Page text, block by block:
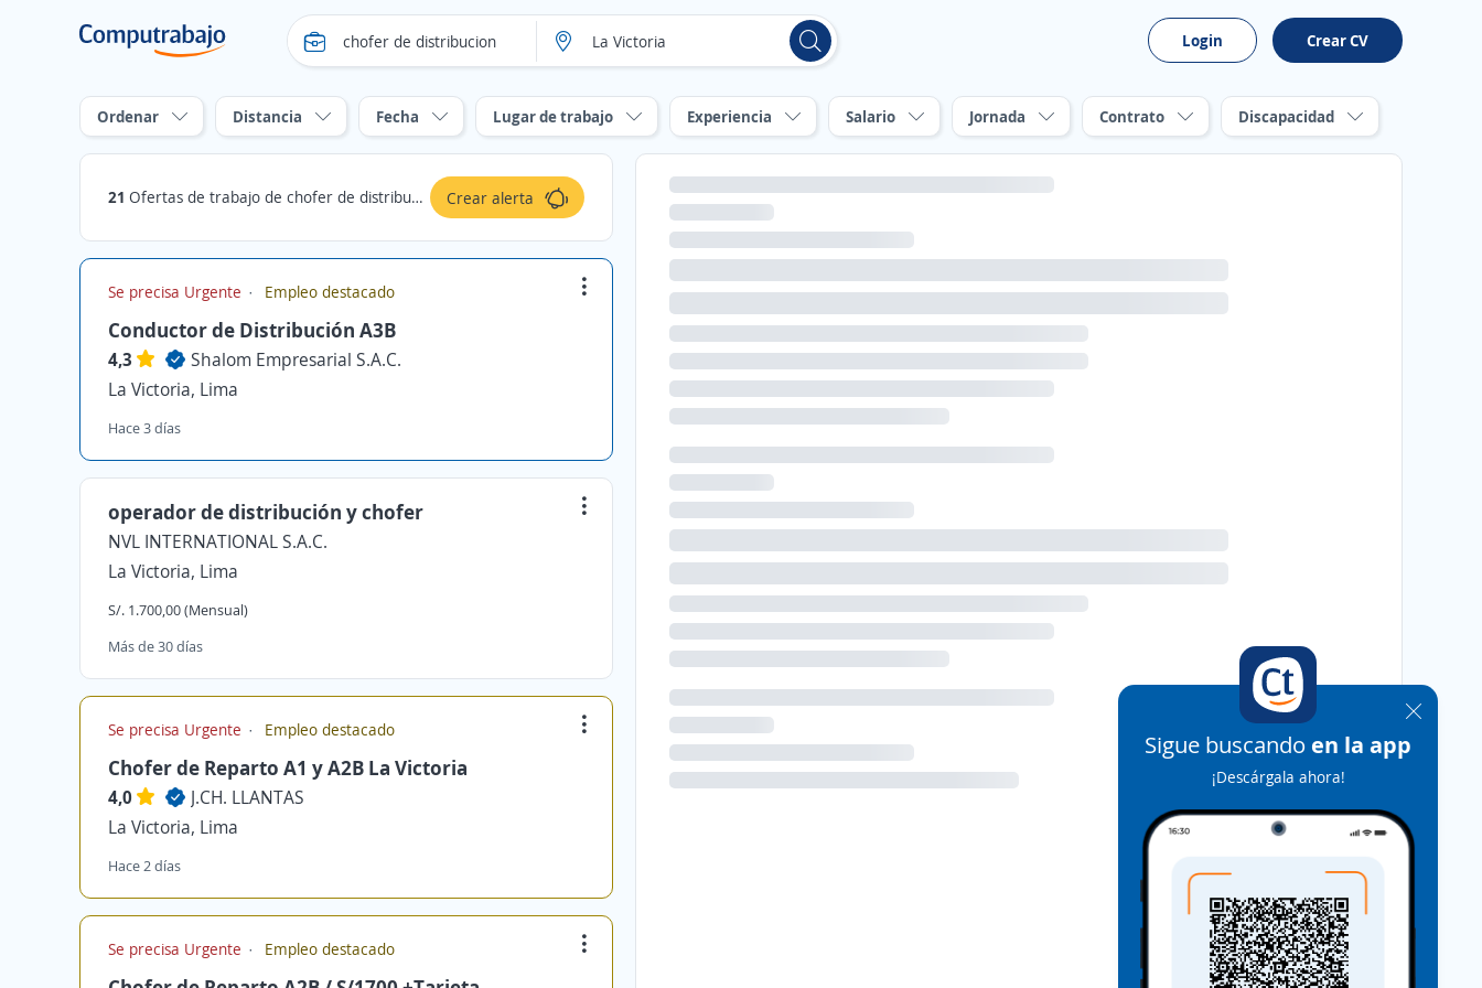
Login Crear CV
Ordenar Distancia Fecha Lugar de trabajo Experiencia Salario Jornada Contrato Discapacidad
21 Ofertas de trabajo de chofer de distribucion en La Victoria, Lima Crear alerta
Se precisa Urgente Empleo destacado
Conductor de Distribución A3B
4,3
Shalom Empresarial S.A.C.
La Victoria, Lima
Hace 3 días
operador de distribución y chofer
NVL INTERNATIONAL S.A.C.
La Victoria, Lima
S/. 1.700,00 (Mensual)
Más de 30 días
Se precisa Urgente Empleo destacado
Chofer de Reparto A1 y A2B La Victoria
4,0
J.CH. LLANTAS
La Victoria, Lima
Hace 2 días
Se precisa Urgente Empleo destacado
Sigue buscando en la app
¡Descárgala ahora!